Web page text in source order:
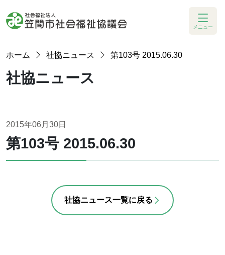
メニュー
ホーム 社協ニュース 第103号 2015.06.30
社協ニュース
2015年06月30日
第103号 2015.06.30
社協ニュース一覧に戻る